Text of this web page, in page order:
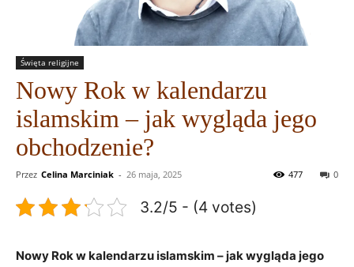
Święta religijne
Nowy Rok w kalendarzu
islamskim – jak wygląda jego
obchodzenie?
Przez Celina Marciniak - 26 maja, 2025 0
477
3.2/5 - (4 votes)
Nowy Rok w kalendarzu islamskim – jak wygląda jego